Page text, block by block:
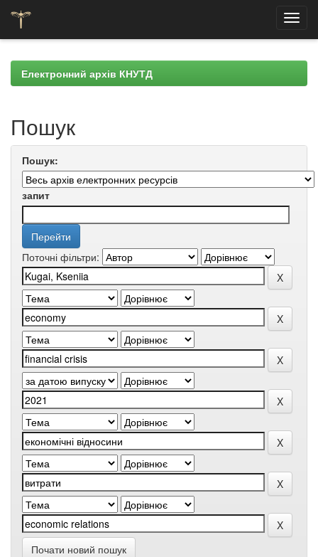
navigationЕлектронний архів КНУТД
Пошук
Пошук:
запит
Поточні фільтри:
Почати новий пошук